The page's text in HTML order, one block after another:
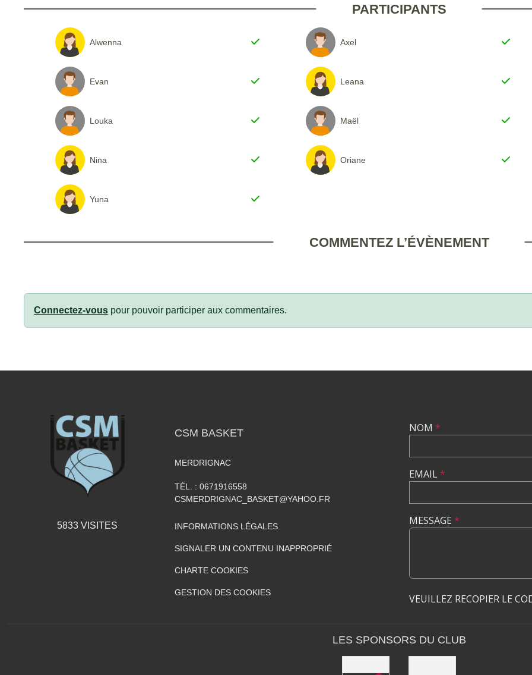
PARTICIPANTS
Alwenna Axel
Evan Leana
Louka Maël
Nina Oriane
Yuna
COMMENTEZ L’ÉVÈNEMENT
Connectez-vous pour pouvoir participer aux commentaires.
5833 VISITES
CSM BASKET
MERDRIGNAC
TÉL. : 0671916558
CSMERDRIGNAC_BASKET@YAHOO.FR
INFORMATIONS LÉGALES
SIGNALER UN CONTENU INAPPROPRIÉ
CHARTE COOKIES
GESTION DES COOKIES
NOM *
EMAIL*
MESSAGE *
VEUILLEZ RECOPIER LE
LES SPONSORS DU CLUB